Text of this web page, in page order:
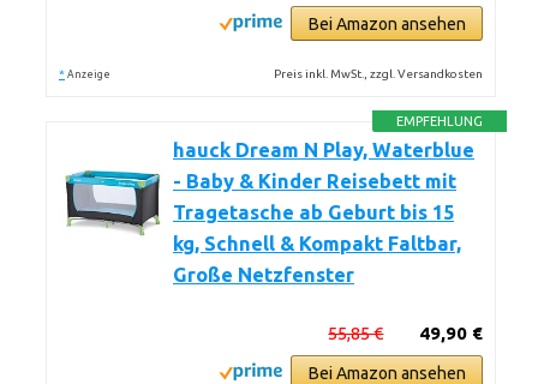
Bei Amazon ansehen
* Anzeige Preis inkl. MwSt., zzgl. Versandkosten
EMPFEHLUNG
hauck Dream N Play, Waterblue
- Baby & Kinder Reisebett mit
Tragetasche ab Geburt bis 15
kg, Schnell & Kompakt Faltbar,
Große Netzfenster
49,90 €
55,85 €
Bei Amazon ansehen